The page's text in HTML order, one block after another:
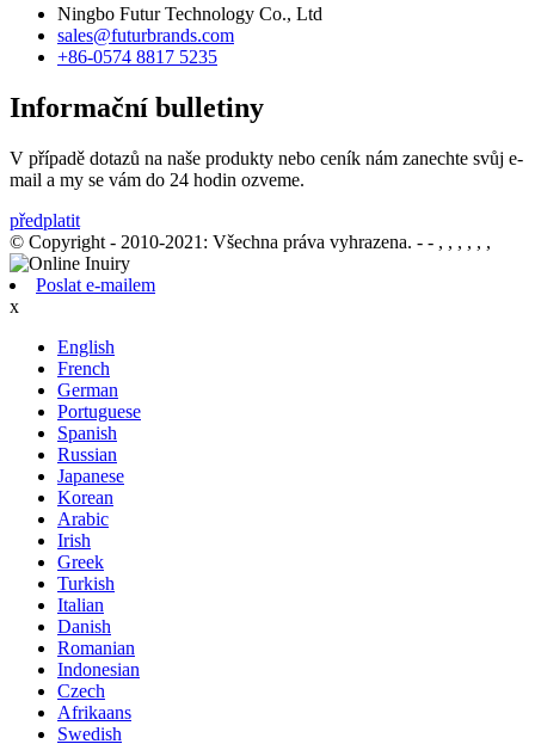
Ningbo Futur Technology Co., Ltd
sales@futurbrands.com
+86-0574 8817 5235
Informační bulletiny
V případě dotazů na naše produkty nebo ceník nám zanechte svůj e-
mail a my se vám do 24 hodin ozveme.
předplatit
© Copyright - 2010-2021: Všechna práva vyhrazena. - - , , , , , ,
Poslat e-mailem
x
English
French
German
Portuguese
Spanish
Russian
Japanese
Korean
Arabic
Irish
Greek
Turkish
Italian
Danish
Romanian
Indonesian
Czech
Afrikaans
Swedish